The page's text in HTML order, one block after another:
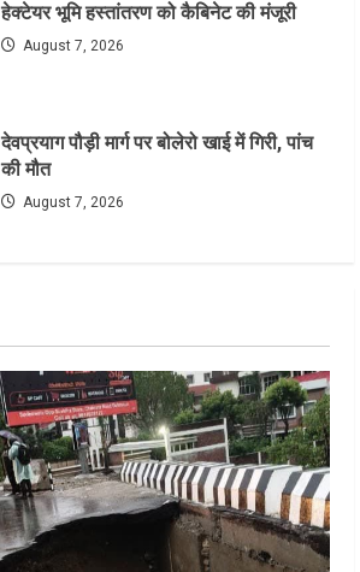
हेक्टेयर भूमि हस्तांतरण को कैबिनेट की मंजूरी
August 7, 2026
देवप्रयाग पौड़ी मार्ग पर बोलेरो खाई में गिरी, पांच
की मौत
August 7, 2026